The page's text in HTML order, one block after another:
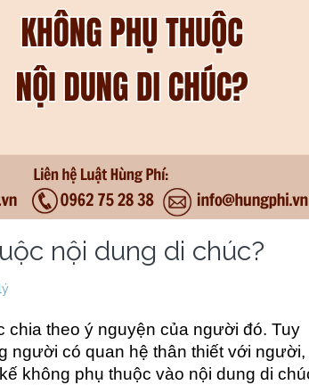
nội dung di chúc?
theo ý nguyện của người đó. Tuy
người có quan hệ thân thiết với người,
không phụ thuộc vào nội dung di